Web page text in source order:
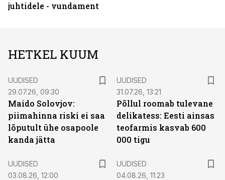
juhtidele - vundament
HETKEL KUUM
UUDISED
29.07.26, 09:30
Maido Solovjov:
piimahinna riski ei saa
lõputult ühe osapoole
kanda jätta
UUDISED
31.07.26, 13:21
Põllul roomab tulevane
delikatess: Eesti ainsas
teofarmis kasvab 600
000 tigu
UUDISED
03.08.26, 12:00
UUDISED
04.08.26, 11:23